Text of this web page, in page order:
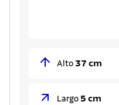
Alto 37 cm
Largo 5 cm